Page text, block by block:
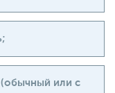
(обычный или с